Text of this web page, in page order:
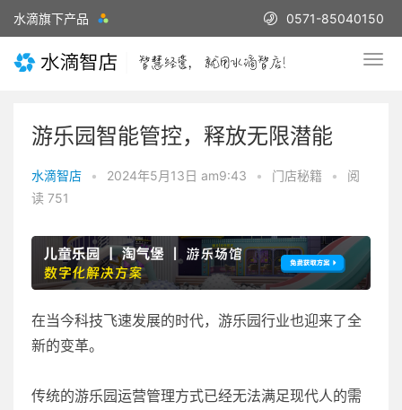
水滴旗下产品 0571-85040150
游乐园智能管控，释放无限潜能
水滴智店 • 2024年5月13日 am9:43 • 门店秘籍 •
阅
读 751
在当今科技飞速发展的时代，游乐园行业也迎来了全
新的变革。
传统的游乐园运营管理方式已经无法满足现代人的需